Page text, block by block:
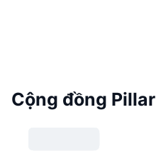
Cộng đồng Pillar